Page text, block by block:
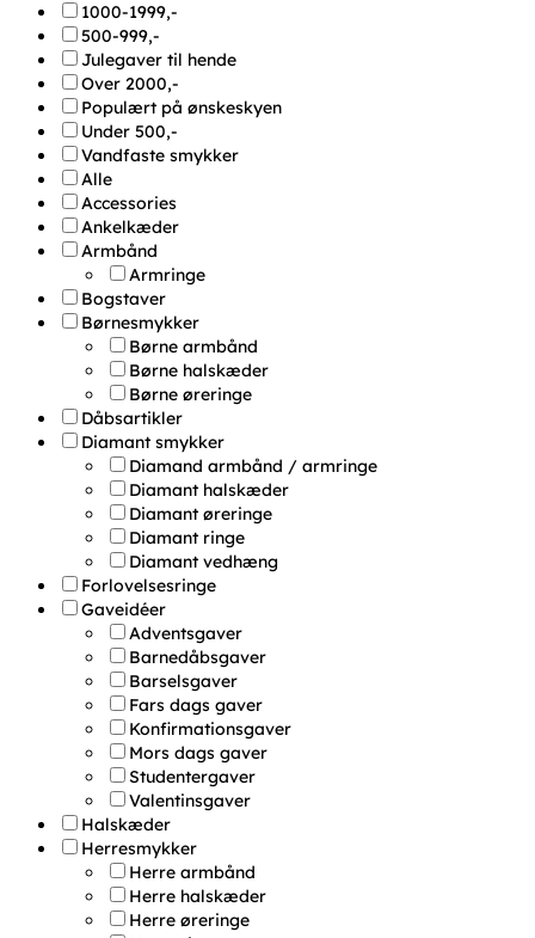
1000-1999,-
500-999,-
Julegaver til hende
Over 2000,-
Populært på ønskeskyen
Under 500,-
Vandfaste smykker
Alle
Accessories
Ankelkæder
Armbånd
Armringe
Bogstaver
Børnesmykker
Børne armbånd
Børne halskæder
Børne øreringe
Dåbsartikler
Diamant smykker
Diamand armbånd / armringe
Diamant halskæder
Diamant øreringe
Diamant ringe
Diamant vedhæng
Forlovelsesringe
Gaveidéer
Adventsgaver
Barnedåbsgaver
Barselsgaver
Fars dags gaver
Konfirmationsgaver
Mors dags gaver
Studentergaver
Valentinsgaver
Halskæder
Herresmykker
Herre armbånd
Herre halskæder
Herre øreringe